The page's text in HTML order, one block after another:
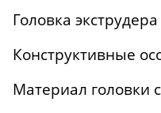
Головка экструдера
Конструктивные
Материал головки